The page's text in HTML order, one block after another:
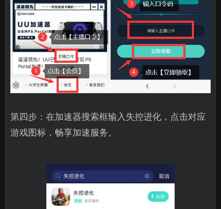
第四步：在加速器搜索框输入失控进化，点击对应
游戏图标，畅享加速服务。